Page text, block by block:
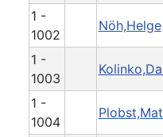
1 -
1002
Nöh,Helge
1 -
1003
1 -
1004